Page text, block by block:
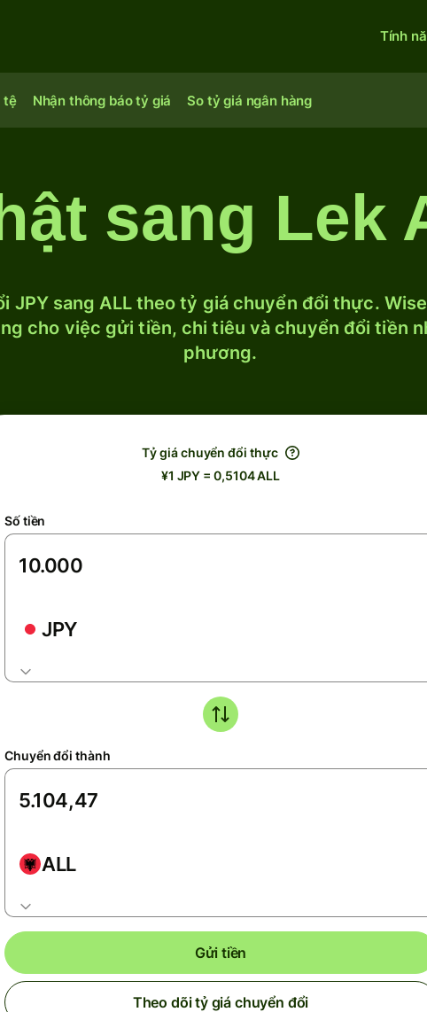
Tính
tệ Nhận thông báo tỷ giá So tỷ giá ngân hàng
sang Lek
JPY sang ALL theo tỷ giá chuyển đổi thực.
cho việc gửi tiền, chi tiêu và chuyển đổi tiền
phương.
Tỷ giá chuyển đổi thực
¥1 JPY = 0,5104 ALL
Số tiền
JPY
Chuyển đổi thành
ALL
Gửi tiền
Theo dõi tỷ giá chuyển đổi